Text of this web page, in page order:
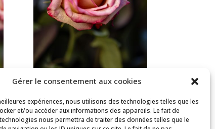
Gérer le consentement aux cookies
expériences, nous utilisons des technologies telles que les
et/ou accéder aux informations des appareils. Le fait de
nous permettra de traiter des données telles que le